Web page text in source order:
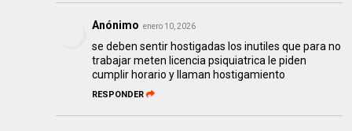
Anónimo enero 10, 2026
se deben sentir hostigadas los inutiles que para no
trabajar meten licencia psiquiatrica le piden
cumplir horario y llaman hostigamiento
RESPONDER